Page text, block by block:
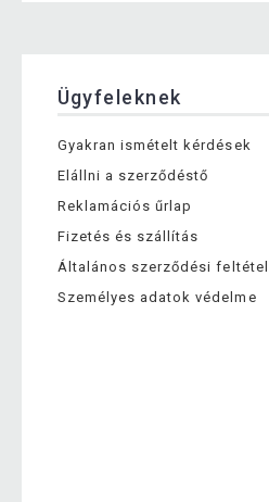
Ügyfeleknek
Gyakran ismételt kérdések
Elállni a szerződéstő
Reklamációs űrlap
Fizetés és szállítás
Általános szerződési
Személyes adatok védelme